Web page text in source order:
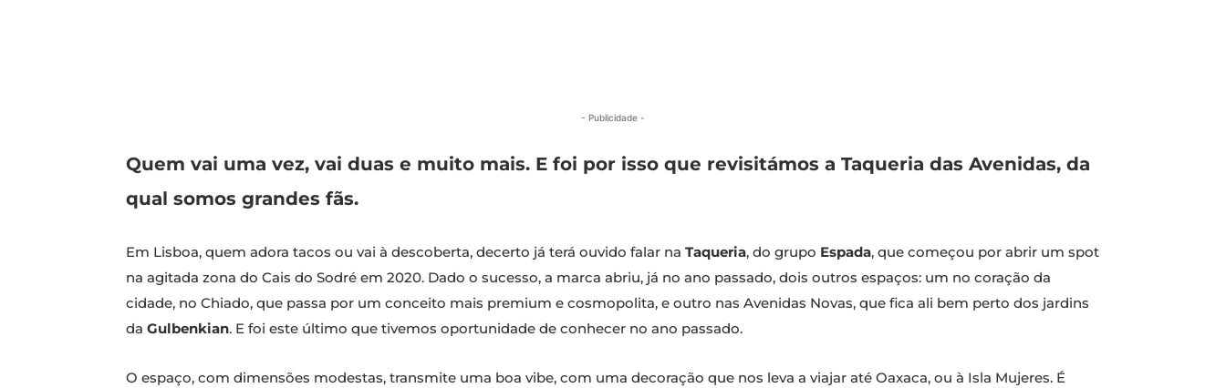
- Publicidade -
Quem vai uma vez, vai duas e muito mais. E foi por isso que revisitámos a Taqueria das Avenidas, da
qual somos grandes fãs.
Em Lisboa, quem adora tacos ou vai à descoberta, decerto já terá ouvido falar na Taqueria, do grupo Espada, que começou por abrir um spot
na agitada zona do Cais do Sodré em 2020. Dado o sucesso, a marca abriu, já no ano passado, dois outros espaços: um no coração da
cidade, no Chiado, que passa por um conceito mais premium e cosmopolita, e outro nas Avenidas Novas, que fica ali bem perto dos jardins
da Gulbenkian. E foi este último que tivemos oportunidade de conhecer no ano passado.
O espaço, com dimensões modestas, transmite uma boa vibe, com uma decoração que nos leva a viajar até Oaxaca, ou à Isla Mujeres. É